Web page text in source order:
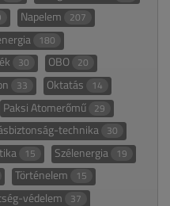
Napelem 207
180
30 OBO 20
33 Oktatás 14
Paksi Atomerőmű 29
technika 30
15 Szélenergia 19
Történelem 15
védelem 37